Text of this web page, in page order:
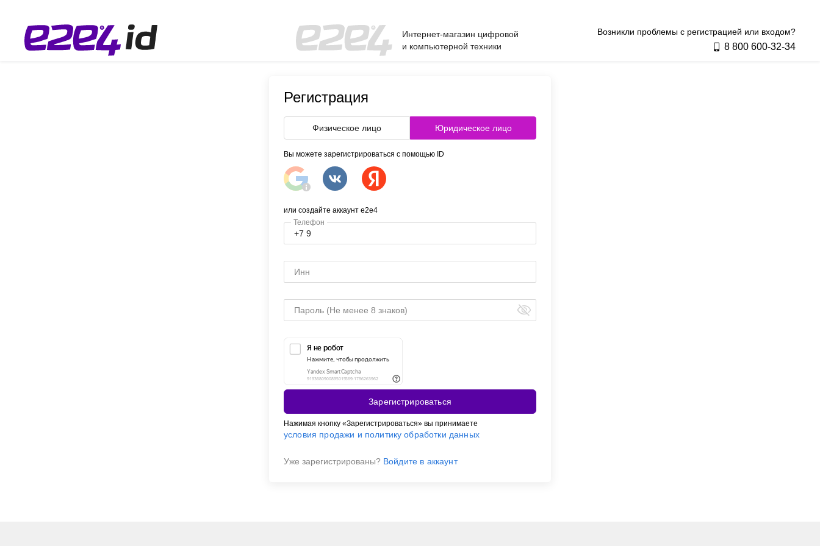
Интернет-магазин цифровой
и компьютерной техники
Возникли проблемы с регистрацией или входом?
8 800 600‑32‑34
Регистрация
Физическое лицо Юридическое лицо
Вы можете зарегистрироваться с помощью ID
или создайте аккаунт e2e4
Телефон
Зарегистрироваться
Нажимая кнопку «Зарегистрироваться» вы принимаете
условия продажи и политику обработки данных
Уже зарегистрированы? Войдите в аккаунт